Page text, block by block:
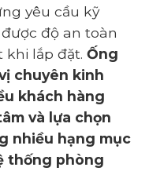
yêu cầu kỹ
độ an toàn
lắp đặt. Ống
chuyên kinh
khách hàng
và lựa chọn
nhiều hạng mục
thống phòng